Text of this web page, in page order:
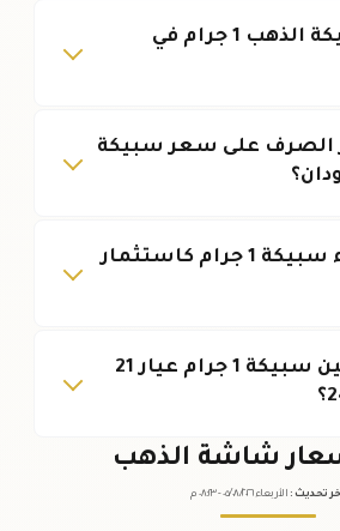
ما هو عيار سبيكة الذهب 1 جرام في
الصرف على سعر سبيكة
هل يمكن شراء سبيكة 1 جرام كاستثمار
ما هي الفروق بين سبيكة 1 جرام عيار 21
شاشة الذهب
آخر تحديث : الأربعاء ٠٥ /٠٨/٢٠٢٦ - ٠٨:٢٣م